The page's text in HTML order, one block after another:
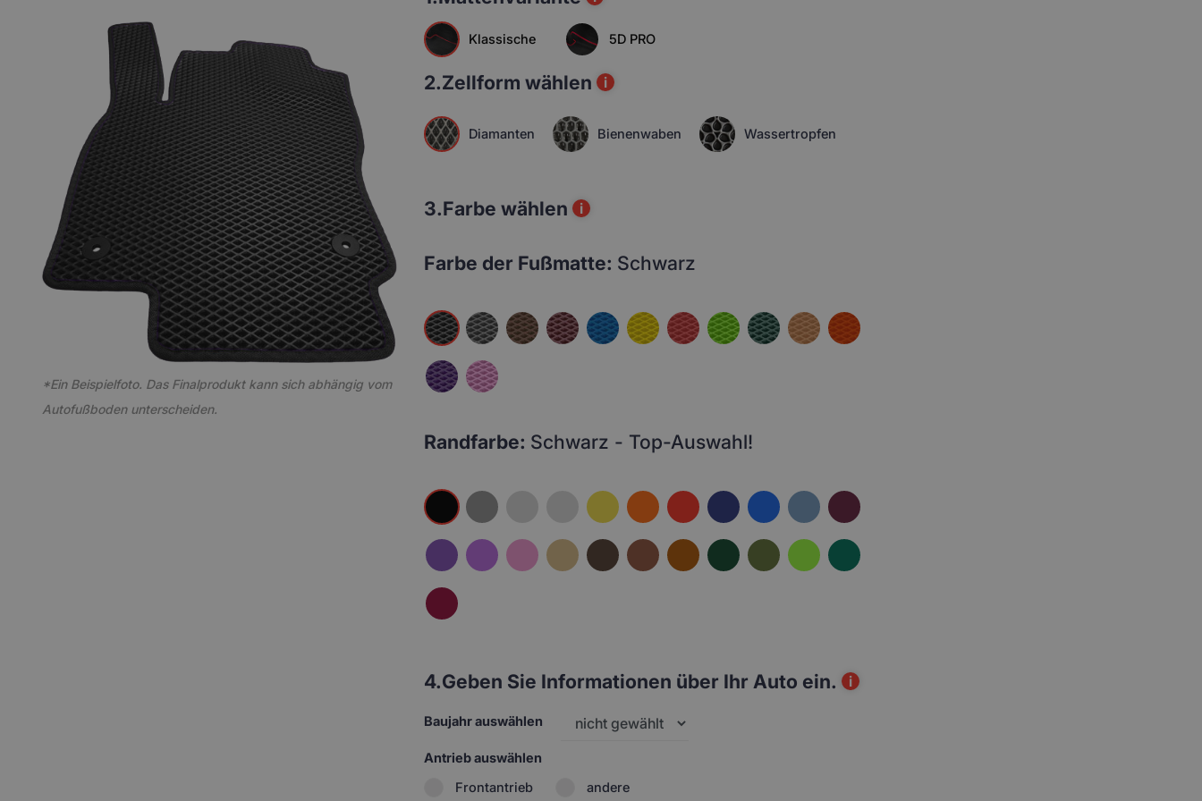
*Ein Beispielfoto. Das Finalprodukt kann sich abhängig vom
Autofußboden unterscheiden.
Klassische 5D PRO
2.Zellform wählen i
Diamanten Bienenwaben Wassertropfen
3.Farbe wählen i
Farbe der Fußmatte: Schwarz
Randfarbe: Schwarz - Top-Auswahl!
4.Geben Sie Informationen über Ihr Auto ein. i
Baujahr auswählen
Antrieb auswählen
Frontantrieb
andere